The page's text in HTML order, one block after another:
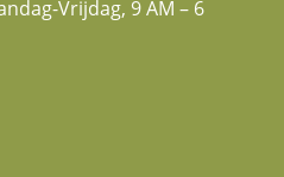
Vrijdag, 9 AM – 6